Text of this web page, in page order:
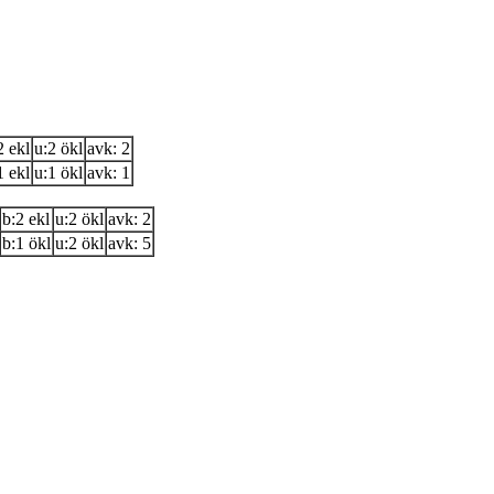
ekl u:2 ökl avk: 2
ekl u:1 ökl avk: 1
b:2 ekl u:2 ökl avk: 2
b:1 ökl u:2 ökl avk: 5